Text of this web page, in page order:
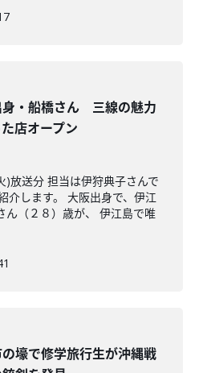
身・船橋さん 三線の魅力
店オープン
)放送分 担当は伊狩典子さんで
介します。 大阪出身で、伊江
ん（２８）歳が、 伊江島で唯
壕で修学旅行生が沖縄戦